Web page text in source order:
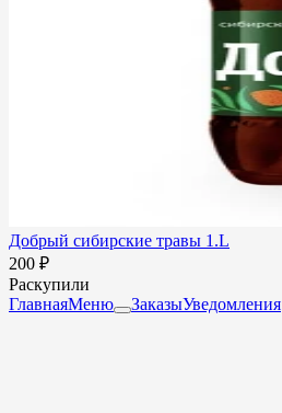
Добрый сибирские травы 1.L
200 ₽
Раскупили
ГлавнаяМеню ЗаказыУведомления